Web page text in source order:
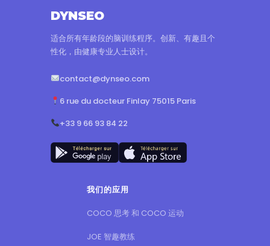
DYNSEO
适合所有年龄段的脑训练程序。创新、有趣且个
性化，由健康专业人士设计。
contact@dynseo.com
6 rue du docteur Finlay 75015 Paris
+33 9 66 93 84 22
我们的应用
COCO 思考 和 COCO 运动
JOE 智趣教练